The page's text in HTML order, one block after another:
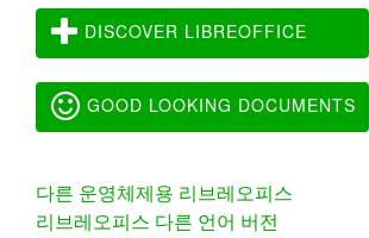
DISCOVER LIBREOFFICE
GOOD LOOKING DOCUMENTS
다른 운영체제용 리브레오피스
리브레오피스 다른 언어 버전